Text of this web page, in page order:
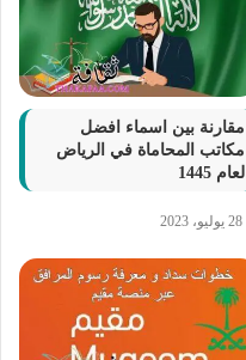
مقارنة بين اسماء افضل
مكاتب المحاماة في الرياض
لعام 1445
28 يوليو، 2023